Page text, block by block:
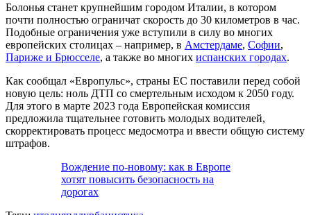
Болонья станет крупнейшим городом Италии, в котором
почти полностью ограничат скорость до 30 километров в час.
Подобные ограничения уже вступили в силу во многих
европейских столицах – например, в Амстердаме, Софии,
Париже и Брюсселе, а также во многих испанских городах.
Как сообщал «Европульс», страны ЕС поставили перед собой
новую цель: ноль ДТП со смертельным исходом к 2050 году.
Для этого в марте 2023 года Европейская комиссия
предложила тщательнее готовить молодых водителей,
скорректировать процесс медосмотра и ввести общую систему
штрафов.
Вождение по-новому: как в Европе
хотят повысить безопасность на
дорогах